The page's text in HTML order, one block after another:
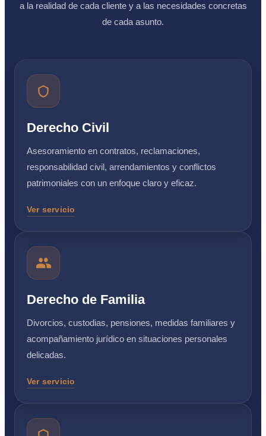
a la realidad de cada cliente y a las necesidades concretas
de cada asunto.
Derecho Civil
Asesoramiento en contratos, reclamaciones,
responsabilidad civil, arrendamientos y conflictos
patrimoniales con un enfoque claro y eficaz.
Ver servicio
Derecho de Familia
Divorcios, custodias, pensiones, medidas familiares y
acompañamiento jurídico en situaciones personales
delicadas.
Ver servicio